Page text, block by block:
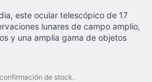
este ocular telescópico de 17
lunares de campo amplio,
y una amplia gama de objetos
de stock.